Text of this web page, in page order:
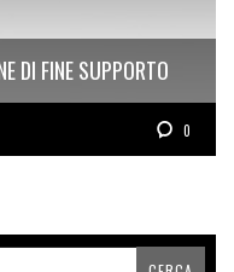
DI FINE SUPPORTO
0